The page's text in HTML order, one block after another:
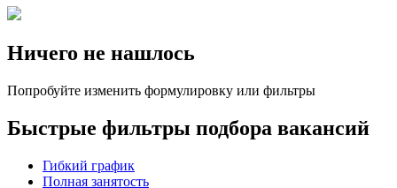
Ничего не нашлось
Попробуйте изменить формулировку или фильтры
Быстрые фильтры подбора вакансий
Гибкий график
Полная занятость